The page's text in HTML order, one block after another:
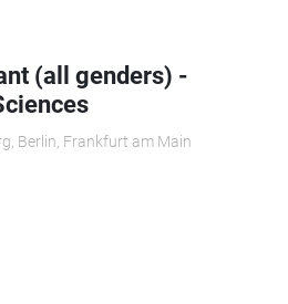
(all genders) -
Berlin, Frankfurt am Main